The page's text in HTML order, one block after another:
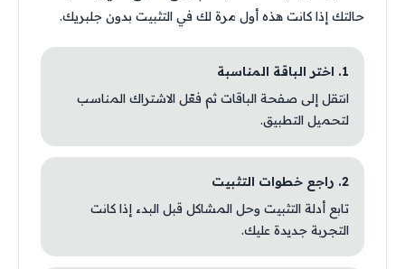
حالتك إذا كانت هذه أول مرة لك في التثبيت بدون جلبريك.
1. اختر الباقة المناسبة
انتقل إلى صفحة الباقات ثم فعّل الاشتراك المناسب
لتحميل التطبيق.
2. راجع خطوات التثبيت
تابع أدلة التثبيت وحل المشاكل قبل البدء إذا كانت
التجربة جديدة عليك.